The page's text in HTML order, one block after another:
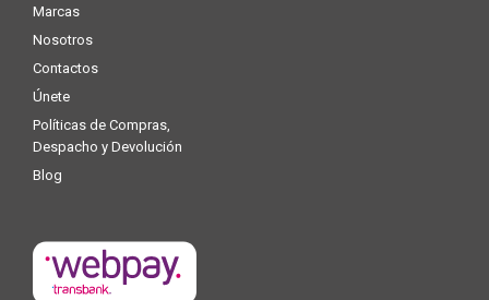
Marcas
Nosotros
Contactos
Únete
Políticas de Compras,
Despacho y Devolución
Blog